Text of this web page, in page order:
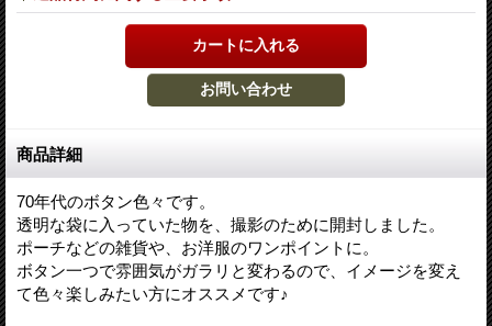
商品詳細
70年代のボタン色々です。
透明な袋に入っていた物を、撮影のために開封しました。
ポーチなどの雑貨や、お洋服のワンポイントに。
ボタン一つで雰囲気がガラリと変わるので、イメージを変え
て色々楽しみたい方にオススメです♪